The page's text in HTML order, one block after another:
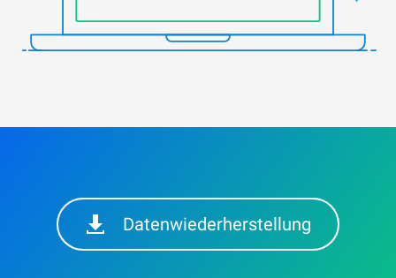
Datenwiederherstellung